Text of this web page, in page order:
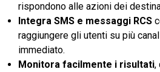
rispondono alle azioni dei
Integra SMS e messaggi RCS
raggiungere gli utenti su più
immediato.
Monitora facilmente i risultati,